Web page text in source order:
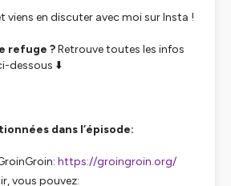
viens en discuter avec moi sur Insta !
refuge ?Retrouve toutes les infos
dessous ⬇️
dans l’épisode:
https://groingroin.org/
vous pouvez: